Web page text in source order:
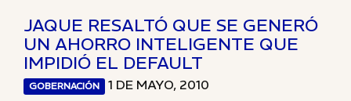
JAQUE RESALTÓ QUE SE GENERÓ
UN AHORRO INTELIGENTE QUE
IMPIDIÓ EL DEFAULT
GOBERNACIÓN
1 DE MAYO, 2010